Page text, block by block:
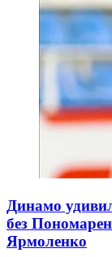
Динамо
без
Ярмоленко